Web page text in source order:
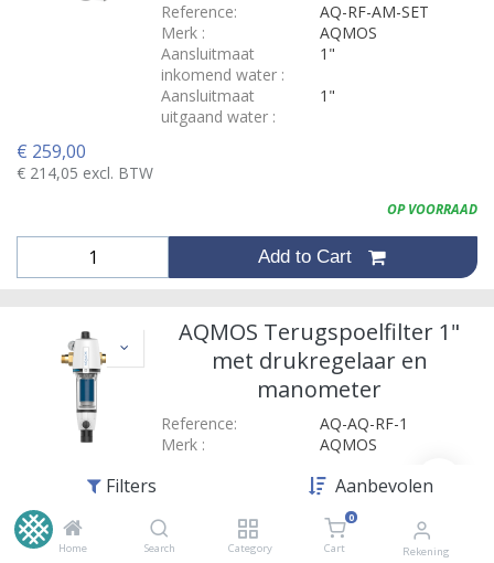
Filters Aanbevolen
Home Search Category
0
Cart Rekening
Reference:
AQ-RF-AM-SET
Merk :
AQMOS
Aansluitmaat
inkomend water :
1"
Aansluitmaat
uitgaand water :
1"
€ 259,00
€ 214,05 excl. BTW
OP VOORRAAD
Add to Cart
AQMOS Terugspoelfilter 1"
met drukregelaar en
manometer
Reference:
AQ-AQ-RF-1
Merk : AQMOS
OP VOORRAAD